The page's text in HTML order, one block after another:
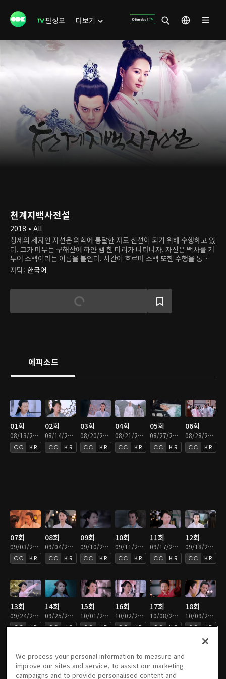
편성표 더보기
천계지백사전설
2018 • All
청제의 제자인 자선은 의학에 통달한 자로 신선이 되기 위해 수행하고 있
다. 그가 머무는 구해산에 하얀 뱀 한 마리가 나타나자, 자선은 백사를 거
두어 소백이라는 이름을 붙인다. 시간이 흐르며 소백 또한 수행을 통해
소녀로 변신할 수 있게 된다. 그러던 어느 날, 용왕의 아들 도철이 고대 괴
물인 흑교룡을 소환하여 세상을 혼란에 빠뜨린다. 자선과 그의 벗 능초는
희생한다. 그의 혼백이 사라지기 전, 지선은 소백에게 백요요라는 이름
을 주고 행복하게 살아야 한다고 당부한다. 하지만, 백요요는 사라진 자
선의 혼백을 불러 모으기 위해 천 년 동안 고군분투하고 있다. 백요요는
자막: 한국어
에피소드
01회
08/13/2021 • 46분
KR
02회
08/14/2021 • 46분
KR
03회
08/20/2021 • 46분
KR
04회
08/21/2021 • 46분
KR
05회
08/27/2021 • 46분
KR
06회
08/28/2021 • 46분
KR
07회
09/03/2021 • 46분
KR
08회
09/04/2021 • 46분
KR
09회
09/10/2021 • 46분
KR
10회
09/11/2021 • 46분
KR
11회
09/17/2021 • 46분
KR
12회
09/18/2021 • 46분
KR
13회
09/24/2021 • 46분
KR
14회
09/25/2021 • 46분
KR
15회
10/01/2021 • 46분
KR
16회
10/02/2021 • 46분
KR
17회
10/08/2021 • 46분
KR
18회
10/09/2021 • 43분
KR
19회 20회 21회 22회 23회
We process your personal information to measure and
improve our sites and service, to assist our marketing
campaigns and to provide personalised content and